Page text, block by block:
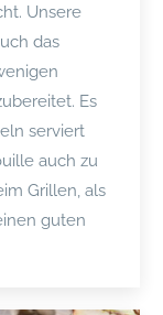
Unsere
das
Es
serviert
auch zu
Grillen, als
guten